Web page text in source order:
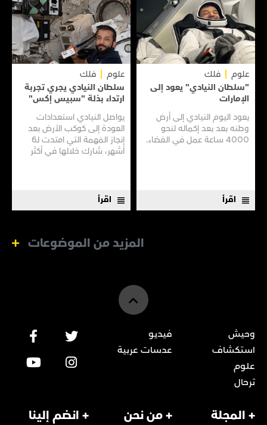
علوم
فلك
"سلطان النيادي" يعود إلى
الإمارات
يعود اليوم النيادي إلى أرض
وطنه بعد بعد إكماله لنحو
4000 ساعة عمل في الفضاء.
اقرأ
علوم
فلك
سلطان النيادي يجري تجربة
ارتداء بذلة "سبيس إكس"
يواصل النيادي استعدادات
العودة إلى كوكب الأرض بعد
إنجاز المَهمة التي امتدت لـ6
أشهر، شارك خلالها في أكثر
اقرأ
المزيد من الموضوعات
وحيش
استكشاف
علوم
ترحال
فيديو
عدسات عربية
+ المجلة + من نحن + انضم إلينا